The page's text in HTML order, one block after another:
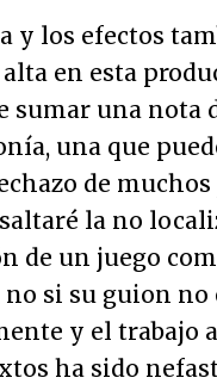
y los efectos
en esta
sumar una nota
una que
de
la no
de un juego
si su guion no
y el trabajo
ha sido